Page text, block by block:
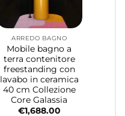
ARREDO BAGNO
Mobile bagno a
terra contenitore
freestanding con
lavabo in ceramica
40 cm Collezione
Core Galassia
€1,688.00